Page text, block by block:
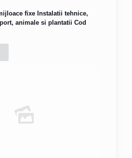
fixe Instalatii tehnice,
animale si plantatii Cod